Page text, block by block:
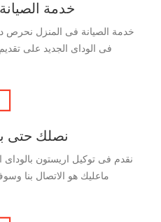
خدمة
خدمة الصيانة فى المنزل نحرص
فى الوداى الجديد على
نصلك حتى
نقدم فى توكيل اريستون بالوداى
ماعليك هو الاتصال بنا